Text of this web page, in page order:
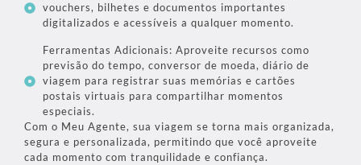
vouchers, bilhetes e documentos importantes
digitalizados e acessíveis a qualquer momento.
Ferramentas Adicionais: Aproveite recursos como
previsão do tempo, conversor de moeda, diário de
viagem para registrar suas memórias e cartões
postais virtuais para compartilhar momentos
especiais.
Com o Meu Agente, sua viagem se torna mais organizada,
segura e personalizada, permitindo que você aproveite
cada momento com tranquilidade e confiança.